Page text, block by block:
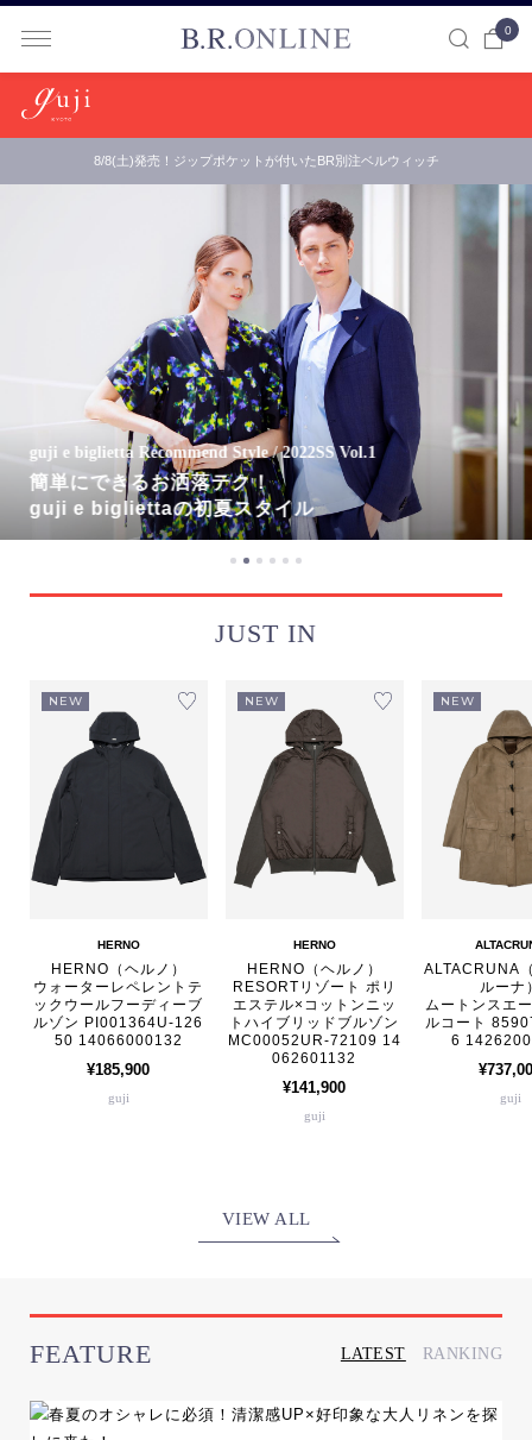
0
8/8(土)発売！ジップポケットが付いたBR別注ベルウィッチ
guji e biglietta Recommend Style / 2022SS Vol.1
簡単にできるお洒落テク！
guji e bigliettaの初夏スタイル
JUST IN
NEW
HERNO
HERNO（ヘルノ）
ウォーターレペレントテ
ックウールフーディーブ
ルゾン PI001364U-126
50 14066000132
¥185,900
guji
NEW
HERNO
HERNO（ヘルノ）
RESORTリゾート ポリ
エステル×コットンニッ
トハイブリッドブルゾン
MC00052UR-72109 14
062601132
¥141,900
guji
NEW
ALTACRUNA
ルーナ
ムートンスエ
ルコート
6
guji
VIEW ALL
FEATURE LATEST RANKING